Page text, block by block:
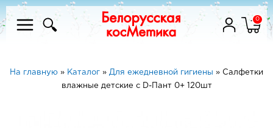
0
На главную » Каталог » Для ежедневной гигиены » Салфетки
влажные детские с D-Пант 0+ 120шт